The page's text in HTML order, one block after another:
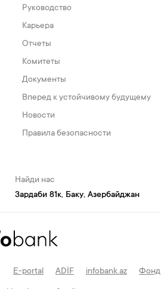
Руководство
Карьера
Отчеты
Комитеты
Документы
Вперед к устойчивому будущему
Новости
Правила безопасности
Найди нас
Зардаби 81к, Баку, Азербайджан
E-portal ADİF infobank.az Фонд